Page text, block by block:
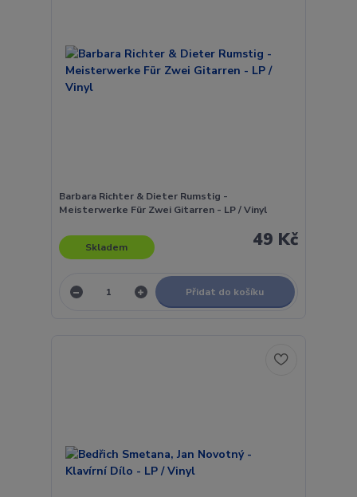
Barbara Richter & Dieter Rumstig -
Meisterwerke Für Zwei Gitarren - LP / Vinyl
49 Kč
Skladem
Přidat do košíku